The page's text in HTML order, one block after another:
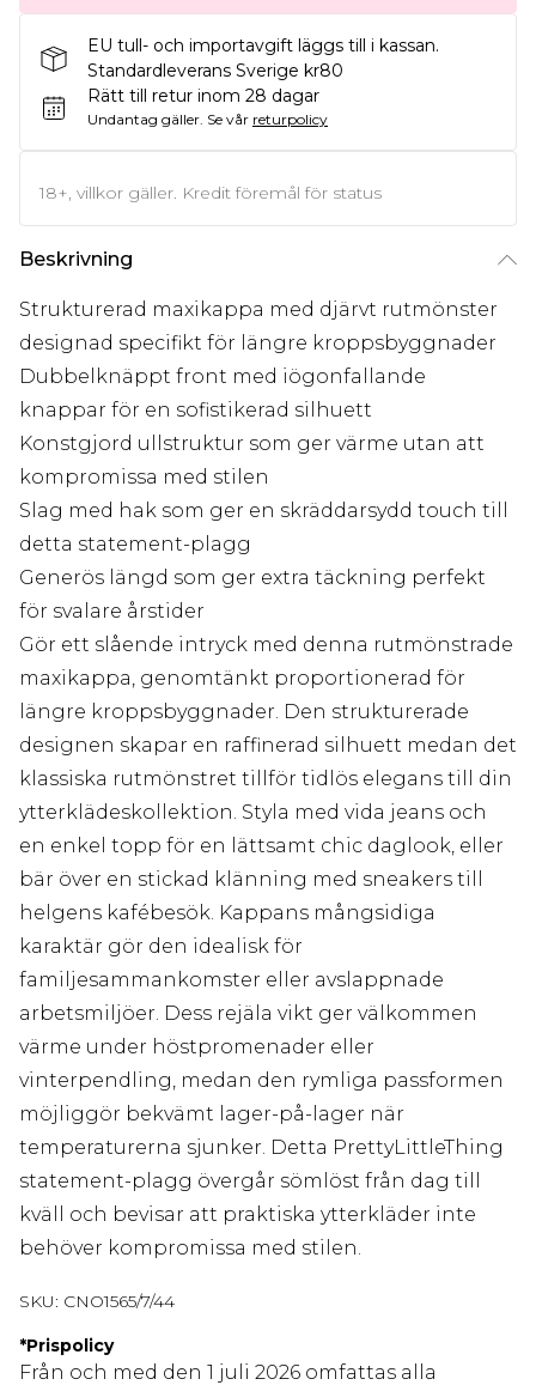
EU tull- och importavgift läggs till i kassan.
Standardleverans Sverige kr80
Rätt till retur inom 28 dagar
Undantag gäller. Se vår returpolicy
18+, villkor gäller. Kredit föremål för status
Beskrivning
Strukturerad maxikappa med djärvt rutmönster
designad specifikt för längre kroppsbyggnader
Dubbelknäppt front med iögonfallande
knappar för en sofistikerad silhuett
Konstgjord ullstruktur som ger värme utan att
kompromissa med stilen
Slag med hak som ger en skräddarsydd touch till
detta statement-plagg
Generös längd som ger extra täckning perfekt
för svalare årstider
Gör ett slående intryck med denna rutmönstrade
maxikappa, genomtänkt proportionerad för
längre kroppsbyggnader. Den strukturerade
designen skapar en raffinerad silhuett medan det
klassiska rutmönstret tillför tidlös elegans till din
ytterklädeskollektion. Styla med vida jeans och
en enkel topp för en lättsamt chic daglook, eller
bär över en stickad klänning med sneakers till
helgens kafébesök. Kappans mångsidiga
karaktär gör den idealisk för
familjesammankomster eller avslappnade
arbetsmiljöer. Dess rejäla vikt ger välkommen
värme under höstpromenader eller
vinterpendling, medan den rymliga passformen
möjliggör bekvämt lager-på-lager när
temperaturerna sjunker. Detta PrettyLittleThing
statement-plagg övergår sömlöst från dag till
kväll och bevisar att praktiska ytterkläder inte
behöver kompromissa med stilen.
SKU: CNO1565/7/44
*Prispolicy
Från och med den 1 juli 2026 omfattas alla